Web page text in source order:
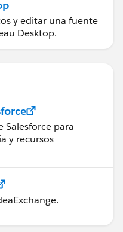
y editar una fuente
Desktop.
Salesforce para
y recursos